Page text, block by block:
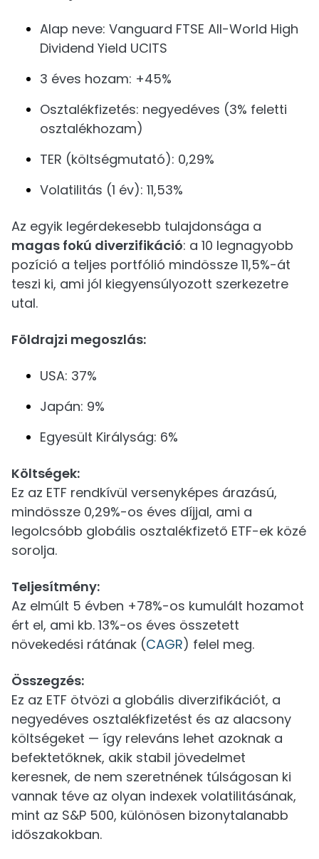
Alap neve: Vanguard FTSE All-World High
Dividend Yield UCITS
3 éves hozam: +45%
Osztalékfizetés: negyedéves (3% feletti
osztalékhozam)
TER (költségmutató): 0,29%
Volatilitás (1 év): 11,53%
Az egyik legérdekesebb tulajdonsága a
magas fokú diverzifikáció: a 10 legnagyobb
pozíció a teljes portfólió mindössze 11,5%-át
teszi ki, ami jól kiegyensúlyozott szerkezetre
utal.
Földrajzi megoszlás:
USA: 37%
Japán: 9%
Egyesült Királyság: 6%
Költségek:
Ez az ETF rendkívül versenyképes árazású,
mindössze 0,29%-os éves díjjal, ami a
legolcsóbb globális osztalékfizető ETF-ek közé
sorolja.
Teljesítmény:
Az elmúlt 5 évben +78%-os kumulált hozamot
ért el, ami kb. 13%-os éves összetett
növekedési rátának (CAGR) felel meg.
Összegzés:
Ez az ETF ötvözi a globális diverzifikációt, a
negyedéves osztalékfizetést és az alacsony
költségeket — így releváns lehet azoknak a
befektetőknek, akik stabil jövedelmet
keresnek, de nem szeretnének túlságosan ki
vannak téve az olyan indexek volatilitásának,
mint az S&P 500, különösen bizonytalanabb
időszakokban.